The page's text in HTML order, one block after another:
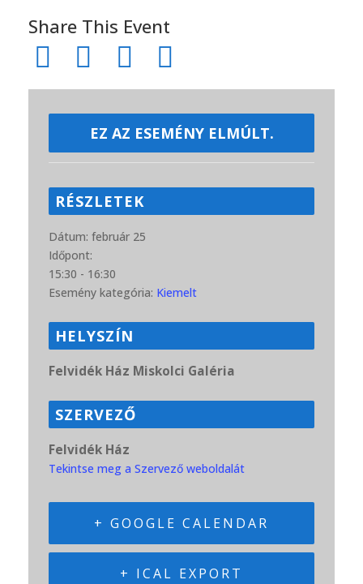
Share This Event
EZ AZ ESEMÉNY ELMÚLT.
RÉSZLETEK
Dátum: február 25
Időpont:
15:30 - 16:30
Esemény kategória: Kiemelt
HELYSZÍN
Felvidék Ház Miskolci Galéria
SZERVEZŐ
Felvidék Ház
Tekintse meg a Szervező weboldalát
+ GOOGLE CALENDAR
+ ICAL EXPORT